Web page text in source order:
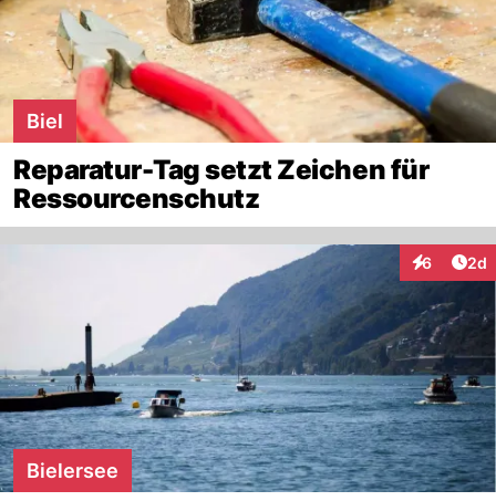
Biel
Reparatur-Tag setzt Zeichen für
Ressourcenschutz
6 2d
Bielersee